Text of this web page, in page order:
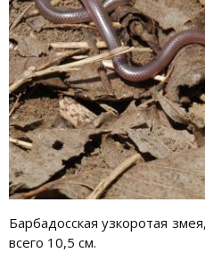
Барбадосская узкоротая
всего 10,5 см.